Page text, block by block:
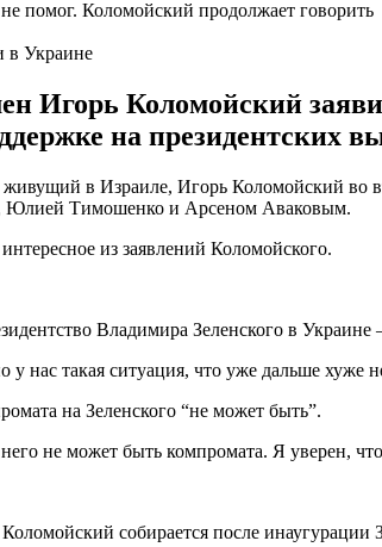
в Украине
Игорь Коломойский
на президентских
в Израиле, Игорь Коломойский во
Юлией Тимошенко и Арсеном Аваковым.
из заявлений Коломойского.
Владимира Зеленского в
у нас такая ситуация, что уже дальше
на Зеленского “не может быть”.
не может быть компромата. Я уверен,
собирается после инаугурации